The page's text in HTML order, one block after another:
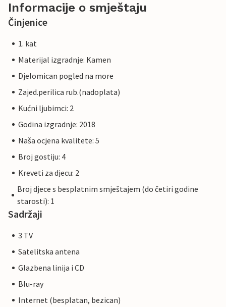
Informacije o smještaju
Činjenice
1. kat
Materijal izgradnje: Kamen
Djelomican pogled na more
Zajed.perilica rub.(nadoplata)
Kućni ljubimci: 2
Godina izgradnje: 2018
Naša ocjena kvalitete: 5
Broj gostiju: 4
Kreveti za djecu: 2
Broj djece s besplatnim smještajem (do četiri godine
starosti): 1
Sadržaji
3 TV
Satelitska antena
Glazbena linija i CD
Blu-ray
Internet (besplatan, bezican)